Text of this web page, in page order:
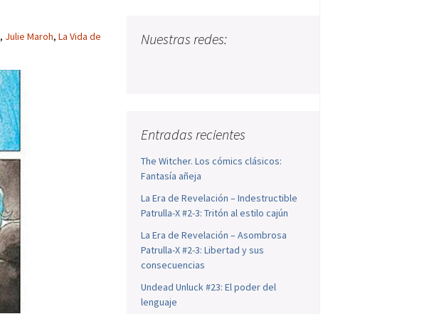
, Julie Maroh, La Vida de
Nuestras redes:
Entradas recientes
The Witcher. Los cómics clásicos:
Fantasía añeja
La Era de Revelación – Indestructible
Patrulla-X #2-3: Tritón al estilo cajún
La Era de Revelación – Asombrosa
Patrulla-X #2-3: Libertad y sus
consecuencias
Undead Unluck #23: El poder del
lenguaje